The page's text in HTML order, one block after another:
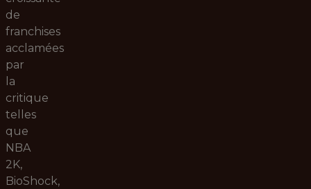
de
franchises
acclamées
par
la
critique
telles
que
NBA
2K,
BioShock,